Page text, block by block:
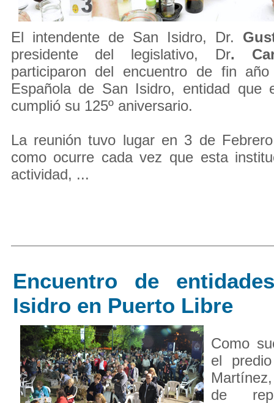
El intendente de San Isidro, Dr.
presidente del legislativo, Dr.
participaron del encuentro de fin
Española de San Isidro, entidad que
cumplió su 125º aniversario.
La reunión tuvo lugar en 3 de
como ocurre cada vez que esta
actividad, ...
Encuentro de
Isidro en Puerto Libre
Como
el
de